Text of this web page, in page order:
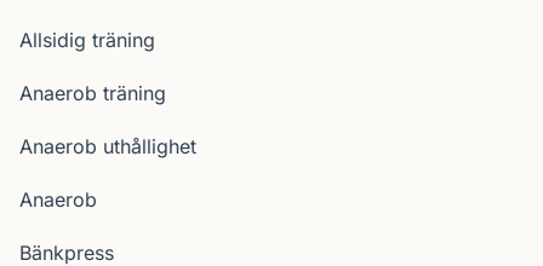
Allsidig träning
Anaerob träning
Anaerob uthållighet
Anaerob
Bänkpress